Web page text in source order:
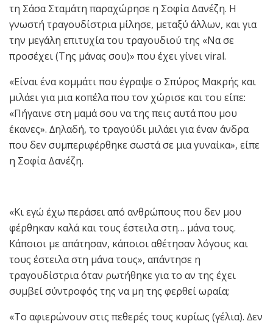
τη Σάσα Σταμάτη παραχώρησε η Σοφία Δανέζη. Η
γνωστή τραγουδίστρια μίλησε, μεταξύ άλλων, και για
την μεγάλη επιτυχία του τραγουδιού της «Να σε
προσέχει (Της μάνας σου)» που έχει γίνει viral.
«Είναι ένα κοµµάτι που έγραψε ο Σπύρος Μακρής και
µιλάει για µια κοπέλα που τον χώρισε και του είπε:
«Πήγαινε στη µαµά σου να της πεις αυτά που µου
έκανες». ∆ηλαδή, το τραγούδι µιλάει για έναν άνδρα
που δεν συμπεριφέρθηκε σωστά σε µια γυναίκα», είπε
η Σοφία Δανέζη.
«Κι εγώ έχω περάσει από ανθρώπους που δεν µου
φέρθηκαν καλά και τους έστειλα στη… µάνα τους.
Κάποιοι µε απάτησαν, κάποιοι αθέτησαν λόγους και
τους έστειλα στη µάνα τους», απάντησε η
τραγουδίστρια όταν ρωτήθηκε για το αν της έχει
συµβεί σύντροφός της να µη της φερθεί ωραία;
«Το αφιερώνουν στις πεθερές τους κυρίως (γέλια). ∆εν